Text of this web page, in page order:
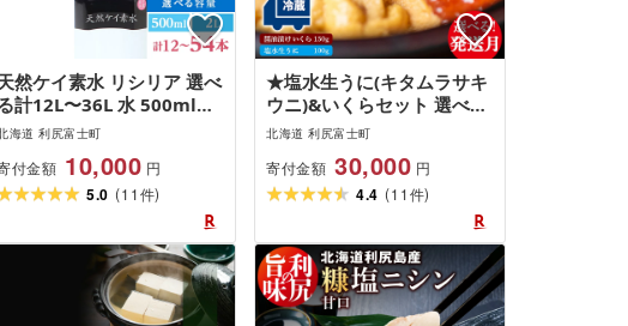
然ケイ素水 リシリア 選べ
計12L〜36L 水 500mlペ
トボトル 2Lペットボトル
町 ふるさと納税 北海道
ンチエイジング 美味しい
海道 利尻富士町
付金額 10,000 円
5.0 (11件)
★塩水生うに(キタムラサキ
ウニ)&いくらセット 選べる
発送月[利尻漁組]北海道ふる
と納税 北海道 海鮮 北海道
海鮮 生うに 北海道 うに 雲
丹 ギフト ウニ いくら 醤油
漬 贈答品 贈り物 予約
北海道 利尻富士町
寄付金額 30,000 円
4.4 (11件)